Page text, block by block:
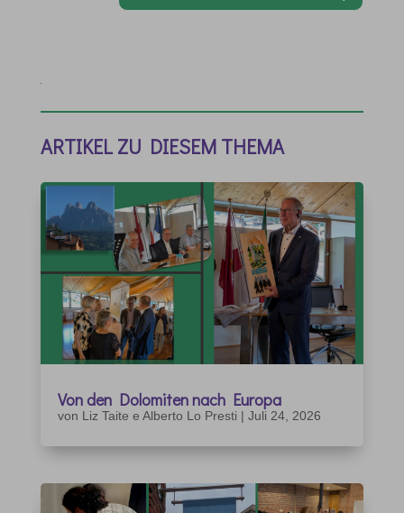
ARTIKEL ZU DIESEM THEMA
Von den Dolomiten nach Europa
von Liz Taite e Alberto Lo Presti | Juli 24, 2026